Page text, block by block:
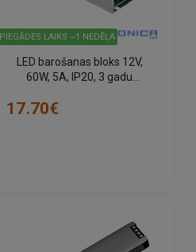
PIEGĀDES LAIKS ~1 NEDĒĻA
LED barošanas bloks 12V,
60W, 5A, IP20, 3 gadu
17.70€